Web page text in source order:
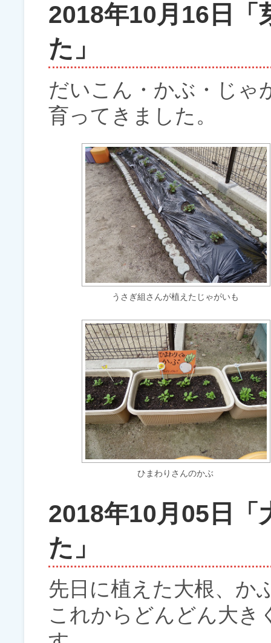
2018年10月16日
た」
だいこん・かぶ・じゃ
育ってきました。
うさぎ組さんが植えたじゃがいも
ひまわりさんのかぶ
2018年10月05日「
た」
先日に植えた大根、か
これからどんどん大き